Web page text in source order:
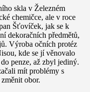
skla v Železném
chemičce, ale v roce
Šťovíček, jak se k
dekoračních předmětů,
Výroba očních protéz
kde se jí věnovalo
penze, až zbyl jediný.
mít problémy s
obor.